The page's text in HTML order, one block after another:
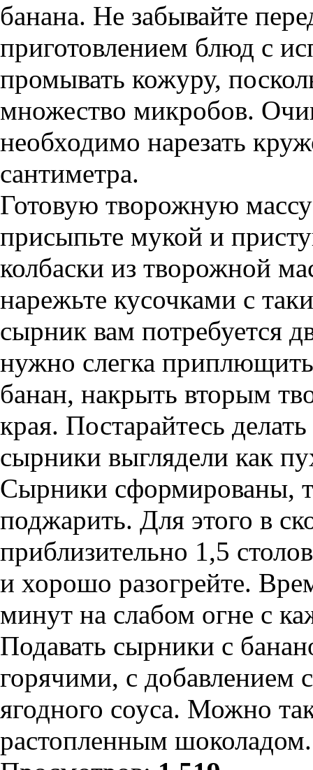
банана. Не забывайте
приготовлением блюд с
промывать кожуру,
множество микробов.
необходимо нарезать
сантиметра.
Готовую творожную массу
присыпьте мукой и
колбаски из творожной
нарежьте кусочками с
сырник вам потребуется
нужно слегка
банан, накрыть вторым
края. Постарайтесь
сырники выглядели как
Сырники сформированы,
поджарить. Для этого в
приблизительно 1,5
и хорошо разогрейте.
минут на слабом огне с
Подавать сырники с
горячими, с добавлением
ягодного соуса. Можно
растопленным шоколадом.